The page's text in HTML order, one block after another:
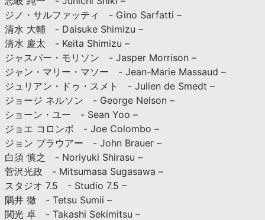
ジノ・サルファッティ - Gino Sarfatti –
清水 大輔 - Daisuke Shimizu –
清水 慶太 - Keita Shimizu –
ジャスパー・モリソン - Jasper Morrison –
ジャン・マリー・マソー - Jean-Marie Massaud –
ジュリアン・ドゥ・スメト - Julien de Smedt –
ジョージ ネルソン - George Nelson –
ショーン・ユー - Sean Yoo –
ジョエ コロンボ - Joe Colombo –
ジョン ブラウアー - John Brauer –
白須 慎之 - Noriyuki Shirasu –
菅沢光政 - Mitsumasa Sugasawa –
スタジオ 7.5 - Studio 7.5 –
隅井 徹 - Tetsu Sumii –
関光 卓 - Takashi Sekimitsu –